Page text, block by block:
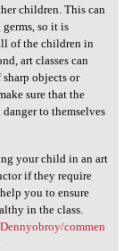
children. This can
so it is
of the children in
art classes can
objects or
sure that the
to themselves
your child in an art
if they require
you to ensure
in the class.
commen